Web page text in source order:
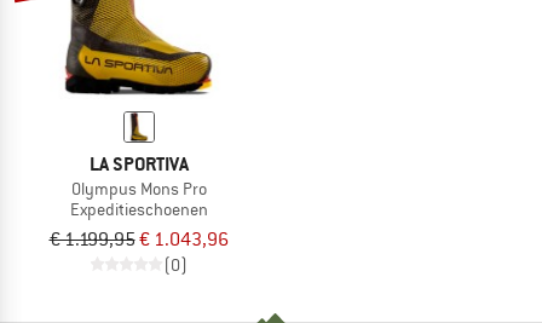
LA SPORTIVA
Olympus Mons Pro
Expeditieschoenen
€ 1.199,95€ 1.043,96
(0)